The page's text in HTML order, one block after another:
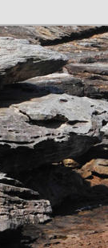
ผู้นำเ
จำหน่ายเครื่